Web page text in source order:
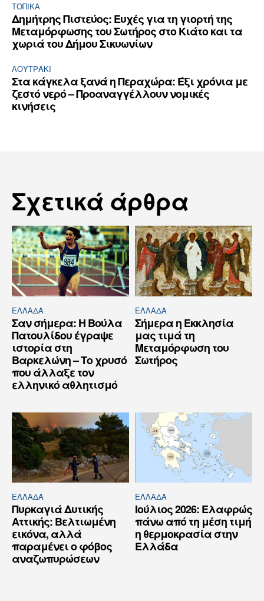
ΤΟΠΙΚΑ
Δημήτρης Πιστεύος: Ευχές για τη γιορτή της
Μεταμόρφωσης του Σωτήρος στο Κιάτο και τα
χωριά του Δήμου Σικυωνίων
ΛΟΥΤΡΆΚΙ
Στα κάγκελα ξανά η Περαχώρα: Έξι χρόνια με
ζεστό νερό – Προαναγγέλλουν νομικές
κινήσεις
Σχετικά άρθρα
ΕΛΛΆΔΑ
Σαν σήμερα: Η Βούλα
Πατουλίδου έγραψε
ιστορία στη
Βαρκελώνη – Το χρυσό
που άλλαξε τον
ελληνικό αθλητισμό
ΕΛΛΆΔΑ
Σήμερα η Εκκλησία
μας τιμά τη
Μεταμόρφωση του
Σωτήρος
ΕΛΛΆΔΑ
Πυρκαγιά Δυτικής
Αττικής: Βελτιωμένη
εικόνα, αλλά
παραμένει ο φόβος
αναζωπυρώσεων
ΕΛΛΆΔΑ
Ιούλιος 2026: Ελαφρώς
πάνω από τη μέση τιμή
η θερμοκρασία στην
Ελλάδα